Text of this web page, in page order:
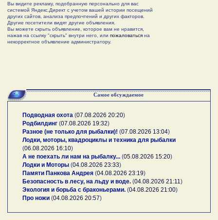
Вы видите рекламу, подобранную персонально для вас
системой Яндекс.Директ с учетом вашей истории посещений
других сайтов, анализа предпочтений и других факторов.
Другие посетители видят другие объявления.
Вы можете скрыть объявление, которое вам не нравится,
нажав на ссылку "скрыть" внутри него, или пожаловаться на
некорректное объявление администратору.
Самое обсуждаемое
Подводная охота (07.08.2026 20:20)
Родбилдинг (07.08.2026 19:32)
Разное (не только для рыбалки)! (07.08.2026 13:04)
Лодки, моторы, квадроциклы и техника для рыбалки
(06.08.2026 16:10)
А не поехать ли нам на рыбалку... (05.08.2026 15:20)
Лодки и Моторы (04.08.2026 23:33)
Памяти Панкова Андрея (04.08.2026 23:19)
Безопасность в лесу, на льду и воде. (04.08.2026 21:11 )
Экология и борьба с браконьерами. (04.08.2026 21:00)
Про ножи (04.08.2026 20:57)